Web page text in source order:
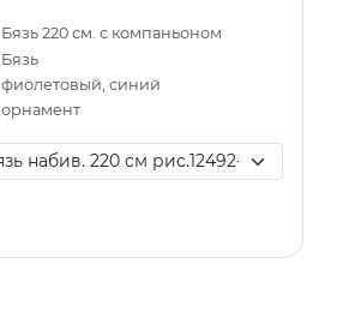
Бязь 220 см. с компаньоном
Бязь
фиолетовый, синий
орнамент